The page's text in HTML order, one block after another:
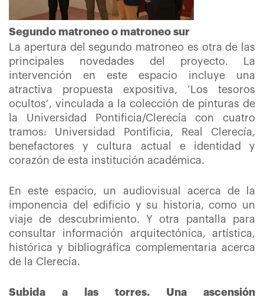
Segundo matroneo o matroneo sur
La apertura del segundo matroneo es otra de las
principales novedades del proyecto. La
intervención en este espacio incluye una
atractiva propuesta expositiva, ‘Los tesoros
ocultos’, vinculada a la colección de pinturas de
la Universidad Pontificia/Clerecía con cuatro
tramos: Universidad Pontificia, Real Clerecía,
benefactores y cultura actual e identidad y
corazón de esta institución académica.
En este espacio, un audiovisual acerca de la
imponencia del edificio y su historia, como un
viaje de descubrimiento. Y otra pantalla para
consultar información arquitectónica, artística,
histórica y bibliográfica complementaria acerca
de la Clerecía.
Subida a las torres. Una ascensión